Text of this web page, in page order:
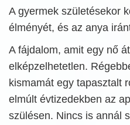
A gyermek születésekor
élményét, és az anya
A fájdalom, amit egy nő
elképzelhetetlen.
kismamát egy tapasztalt
elmúlt évtizedekben az
szülésen. Nincs is annál